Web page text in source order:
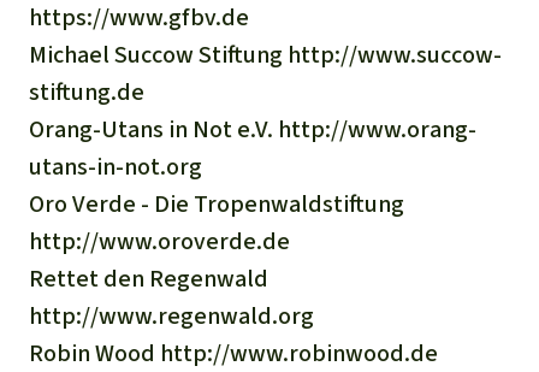
https://www.gfbv.de
Michael Succow Stiftung http://www.succow-
stiftung.de
Orang-Utans in Not e.V. http://www.orang-
utans-in-not.org
Oro Verde - Die Tropenwaldstiftung
http://www.oroverde.de
Rettet den Regenwald
http://www.regenwald.org
Robin Wood http://www.robinwood.de